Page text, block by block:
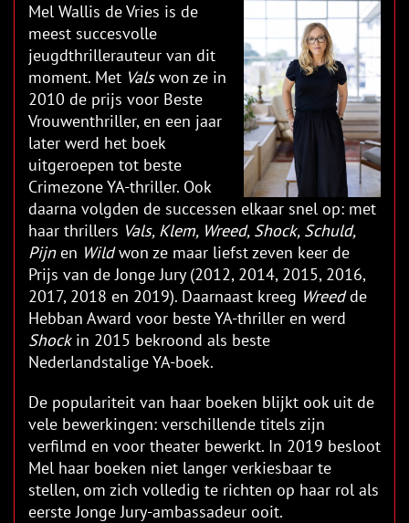
Mel Wallis de Vries is de
meest succesvolle
jeugdthrillerauteur van dit
moment. Met Valswon ze in
2010 de prijs voor Beste
Vrouwenthriller, en een jaar
later werd het boek
uitgeroepen tot beste
Crimezone YA-thriller. Ook
daarna volgden de successen elkaar snel op: met
haar thrillers Vals, Klem, Wreed, Shock, Schuld,
Pijnen Wildwon ze maar liefst zeven keer de
Prijs van de Jonge Jury (2012, 2014, 2015, 2016,
2017, 2018 en 2019). Daarnaast kreeg Wreedde
Hebban Award voor beste YA-thriller en werd
Shockin 2015 bekroond als beste
Nederlandstalige YA-boek.
De populariteit van haar boeken blijkt ook uit de
vele bewerkingen: verschillende titels zijn
verfilmd en voor theater bewerkt. In 2019 besloot
Mel haar boeken niet langer verkiesbaar te
stellen, om zich volledig te richten op haar rol als
eerste Jonge Jury-ambassadeur ooit.